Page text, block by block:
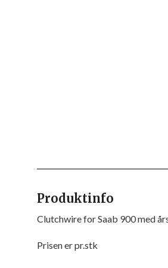
Produktinfo
Clutchwire for Saab 900 med
Prisen er pr.stk